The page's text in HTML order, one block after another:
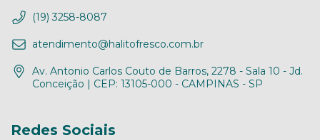
(19) 3258-8087
atendimento@halitofresco.com.br
Av. Antonio Carlos Couto de Barros, 2278 - Sala 10 - Jd.
Conceição | CEP: 13105-000 - CAMPINAS - SP
Redes Sociais